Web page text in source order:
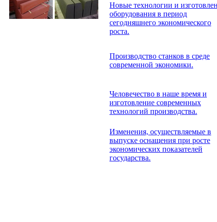
Новые технологии и
оборудования в период
сегодняшнего экономического
роста.
Производство станков в среде
современной экономики.
Человечество в наше время и
изготовление современных
технологий производства.
Изменения, осуществляемые в
выпуске оснащения при росте
экономических показателей
государства.